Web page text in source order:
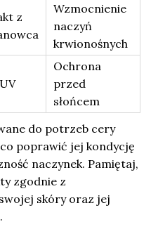
z
Wzmocnienie
naczyń
krwionośnych
Ochrona
przed
słońcem
do potrzeb cery
poprawić jej kondycję
naczynek. Pamiętaj,
zgodnie z
skóry oraz jej